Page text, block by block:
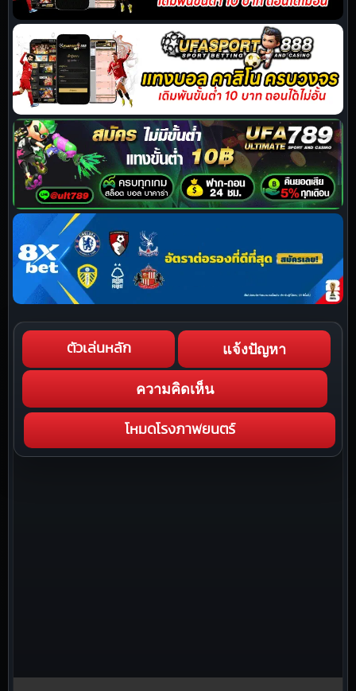
ตัวเล่นหลัก แจ้งปัญหา
ความคิดเห็น
โหมดโรงภาพยนตร์